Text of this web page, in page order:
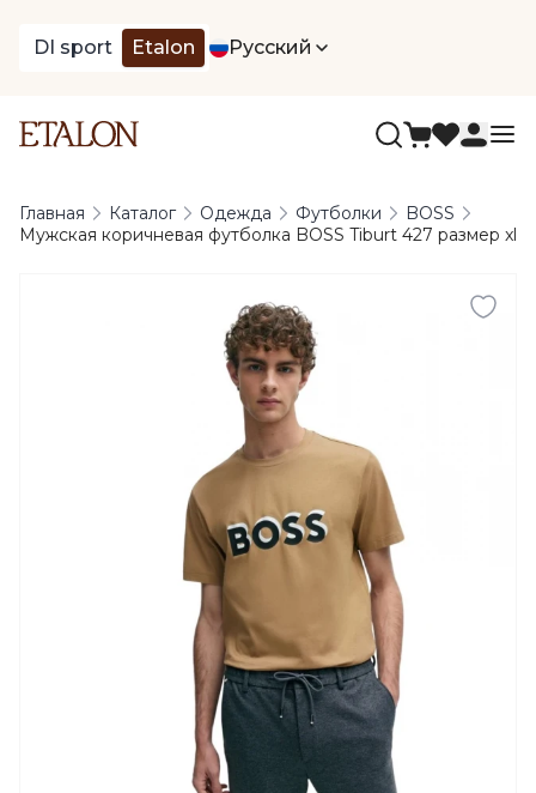
DI sport Etalon Русский
Главная Каталог Одежда Футболки
BOSS
Мужская коричневая футболка BOSS Tiburt 427 размер xl